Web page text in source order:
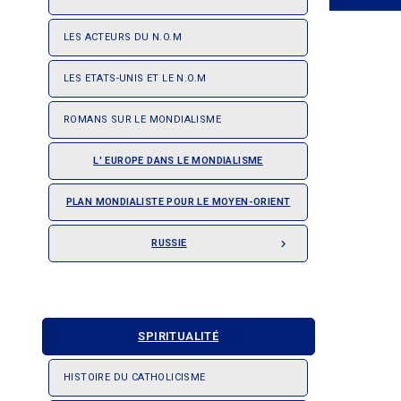
LES ACTEURS DU N.O.M
LES ETATS-UNIS ET LE N.O.M
ROMANS SUR LE MONDIALISME
L' EUROPE DANS LE MONDIALISME
PLAN MONDIALISTE POUR LE MOYEN-ORIENT

RUSSIE
SPIRITUALITÉ
HISTOIRE DU CATHOLICISME